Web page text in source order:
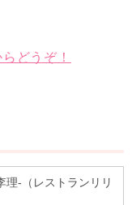
どうぞ！
理-（レストランリリ